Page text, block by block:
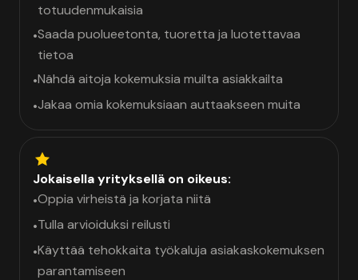
totuudenmukaisia
•Saada puolueetonta, tuoretta ja luotettavaa
tietoa
•Nähdä aitoja kokemuksia muilta asiakkailta
•Jakaa omia kokemuksiaan auttaakseen muita
Jokaisella yrityksellä on oikeus:
•Oppia virheistä ja korjata niitä
•Tulla arvioiduksi reilusti
•Käyttää tehokkaita työkaluja asiakaskokemuksen
parantamiseen